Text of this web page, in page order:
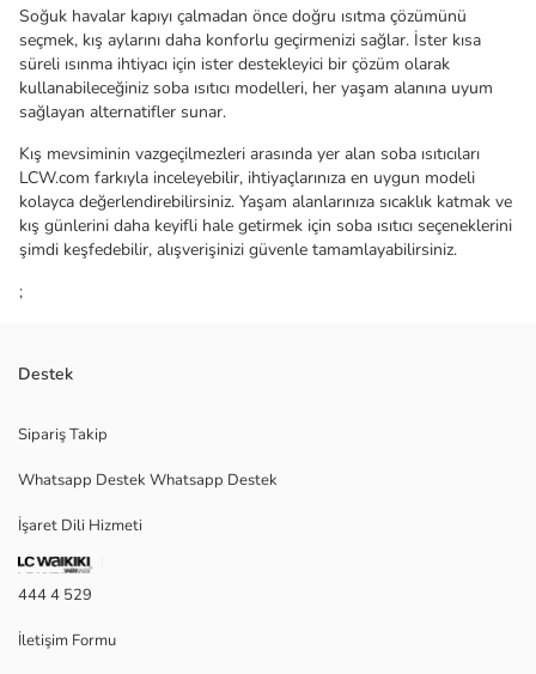
Soğuk havalar kapıyı çalmadan önce doğru ısıtma çözümünü
seçmek, kış aylarını daha konforlu geçirmenizi sağlar. İster kısa
süreli ısınma ihtiyacı için ister destekleyici bir çözüm olarak
kullanabileceğiniz soba ısıtıcı modelleri, her yaşam alanına uyum
sağlayan alternatifler sunar.
Kış mevsiminin vazgeçilmezleri arasında yer alan soba ısıtıcıları
LCW.com farkıyla inceleyebilir, ihtiyaçlarınıza en uygun modeli
kolayca değerlendirebilirsiniz. Yaşam alanlarınıza sıcaklık katmak ve
kış günlerini daha keyifli hale getirmek için soba ısıtıcı seçeneklerini
şimdi keşfedebilir, alışverişinizi güvenle tamamlayabilirsiniz.
;
Destek
Sipariş Takip
Whatsapp Destek Whatsapp Destek
İşaret Dili Hizmeti
444 4 529
İletişim Formu